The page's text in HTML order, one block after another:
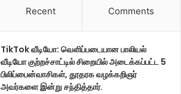
Recent Comments
TikTok வீடியோ: வெளிப்படையான பாலியல்
வீடியோ குற்றச்சாட்டில் சிறையில் அடைக்கப்பட்ட 5
பிலிப்பைன்வாசிகள், தூதரக வழக்கறிஞர்
அவர்களை இன்று சந்தித்தார்.